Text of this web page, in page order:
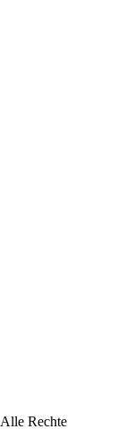
Alle Rechte